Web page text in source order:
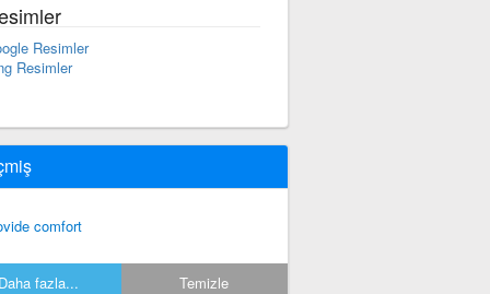
Resimler
Resimler
comfort
Daha fazla... Temizle